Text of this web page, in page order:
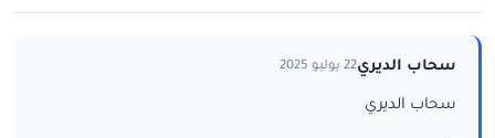
سحاب الديري22 يوليو 2025
سحاب الديري